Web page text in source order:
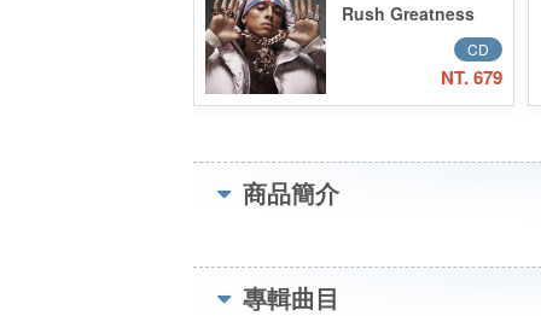
Rush Greatness
CD
NT. 679
商品簡介
專輯曲目